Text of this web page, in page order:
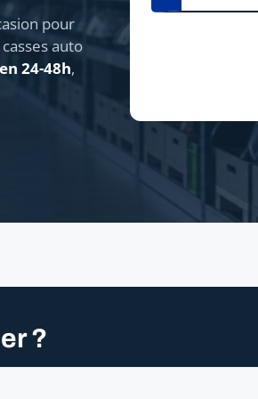
pour
auto
24-48h,
?